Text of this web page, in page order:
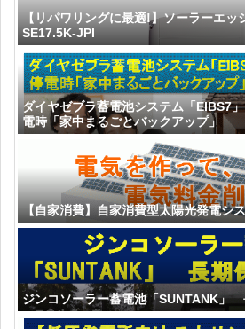
【リパワリングに最適!】ソーラーエ
SE17.5K-JPI
ダイヤゼブラ蓄電池システム「
電時「家中まるごとバックアップ」
【自家消費】自家消費型太陽光発電シ
ジンコソーラー蓄電池「SUNTANK」